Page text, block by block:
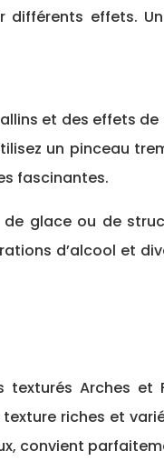
effets.
et des effets de
un pinceau
fascinantes.
glace ou de
d’alcool et
Arches
riches et
convient